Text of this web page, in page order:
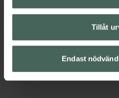
Tillåt
Endast
Upptäck flera
Ansiktsvatten och toner